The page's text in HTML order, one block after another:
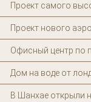
Проект самого
Проект нового
Офисный центр по
Дом на воде от
В Шанхае открыли